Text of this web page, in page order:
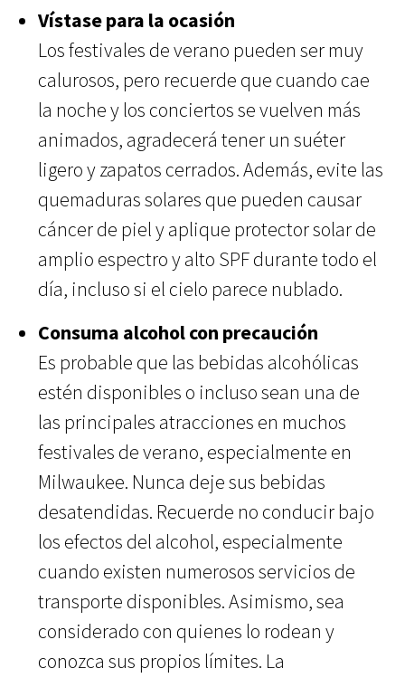
Vístase para la ocasión
Los festivales de verano pueden ser muy
calurosos, pero recuerde que cuando cae
la noche y los conciertos se vuelven más
animados, agradecerá tener un suéter
ligero y zapatos cerrados. Además, evite las
quemaduras solares que pueden causar
cáncer de piel y aplique protector solar de
amplio espectro y alto SPF durante todo el
día, incluso si el cielo parece nublado.
Consuma alcohol con precaución
Es probable que las bebidas alcohólicas
estén disponibles o incluso sean una de
las principales atracciones en muchos
festivales de verano, especialmente en
Milwaukee. Nunca deje sus bebidas
desatendidas. Recuerde no conducir bajo
los efectos del alcohol, especialmente
cuando existen numerosos servicios de
transporte disponibles. Asimismo, sea
considerado con quienes lo rodean y
conozca sus propios límites. La